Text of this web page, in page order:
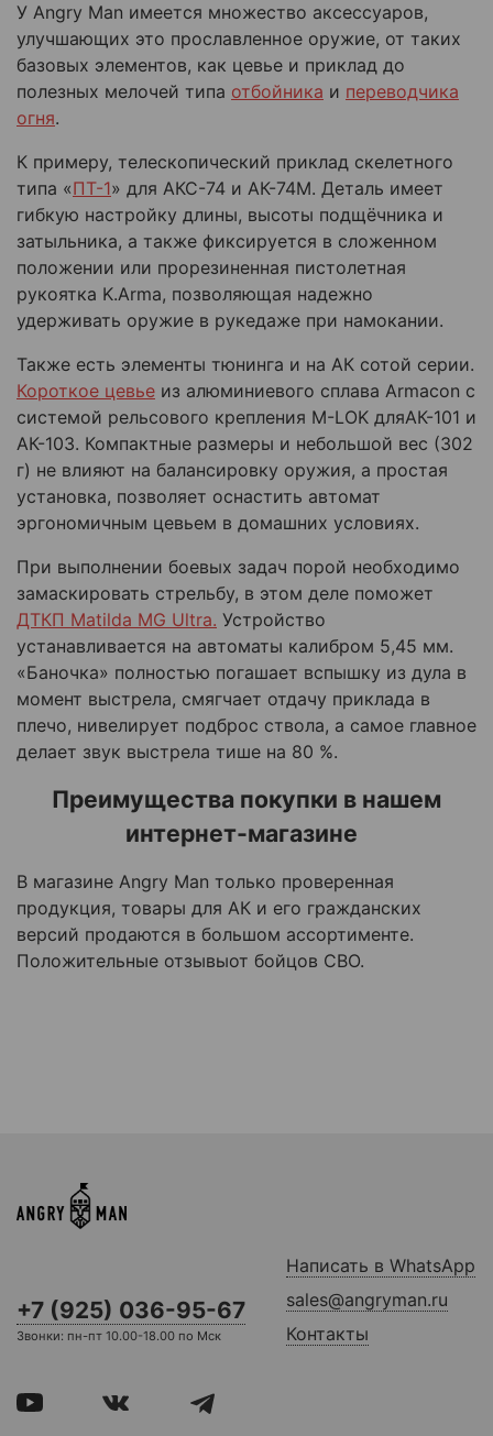
У Angry Man имеется множество аксессуаров,
улучшающих это прославленное оружие, от таких
базовых элементов, как цевье и приклад до
полезных мелочей типа отбойника и переводчика
огня.
К примеру, телескопический приклад скелетного
типа «ПТ-1» для АКС-74 и АК-74М. Деталь имеет
гибкую настройку длины, высоты подщёчника и
затыльника, а также фиксируется в сложенном
положении или прорезиненная пистолетная
рукоятка K.Arma, позволяющая надежно
удерживать оружие в рукедаже при намокании.
Также есть элементы тюнинга и на АК сотой серии.
Короткое цевье из алюминиевого сплава Armacon с
системой рельсового крепления M-LOK дляАК-101 и
АК-103. Компактные размеры и небольшой вес (302
г) не влияют на балансировку оружия, а простая
установка, позволяет оснастить автомат
эргономичным цевьем в домашних условиях.
При выполнении боевых задач порой необходимо
замаскировать стрельбу, в этом деле поможет
ДТКП Matilda MG Ultra. Устройство
устанавливается на автоматы калибром 5,45 мм.
«Баночка» полностью погашает вспышку из дула в
момент выстрела, смягчает отдачу приклада в
плечо, нивелирует подброс ствола, а самое главное
делает звук выстрела тише на 80 %.
Преимущества покупки в нашем
интернет-магазине
В магазине Angry Man только проверенная
продукция, товары для АК и его гражданских
версий продаются в большом ассортименте.
Положительные отзывыот бойцов СВО.
+7 (925) 036-95-67
Звонки: пн-пт 10.00-18.00 по Мск
Написать в WhatsApp
sales@angryman.ru
Контакты